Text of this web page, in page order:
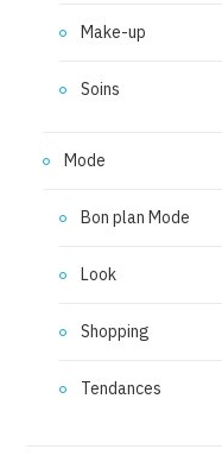
Make-up
Soins
Mode
Bon plan Mode
Look
Shopping
Tendances